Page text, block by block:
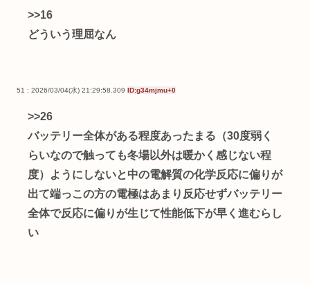
>>16
どういう理屈なん
51 : 2026/03/04(水) 21:29:58.309 ID:g34mjmu+0
>>26
バッテリー全体がある程度あったまる（30度弱く
らいなので触っても冬場以外は暖かく感じない程
度）ようにしないと中の電解質の化学反応に偏りが
出て端っこの方の電極はあまり反応せずバッテリー
全体で反応に偏りが生じて性能低下が早く進むらし
い